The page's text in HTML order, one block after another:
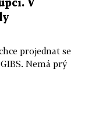
V
projednat se
Nemá prý